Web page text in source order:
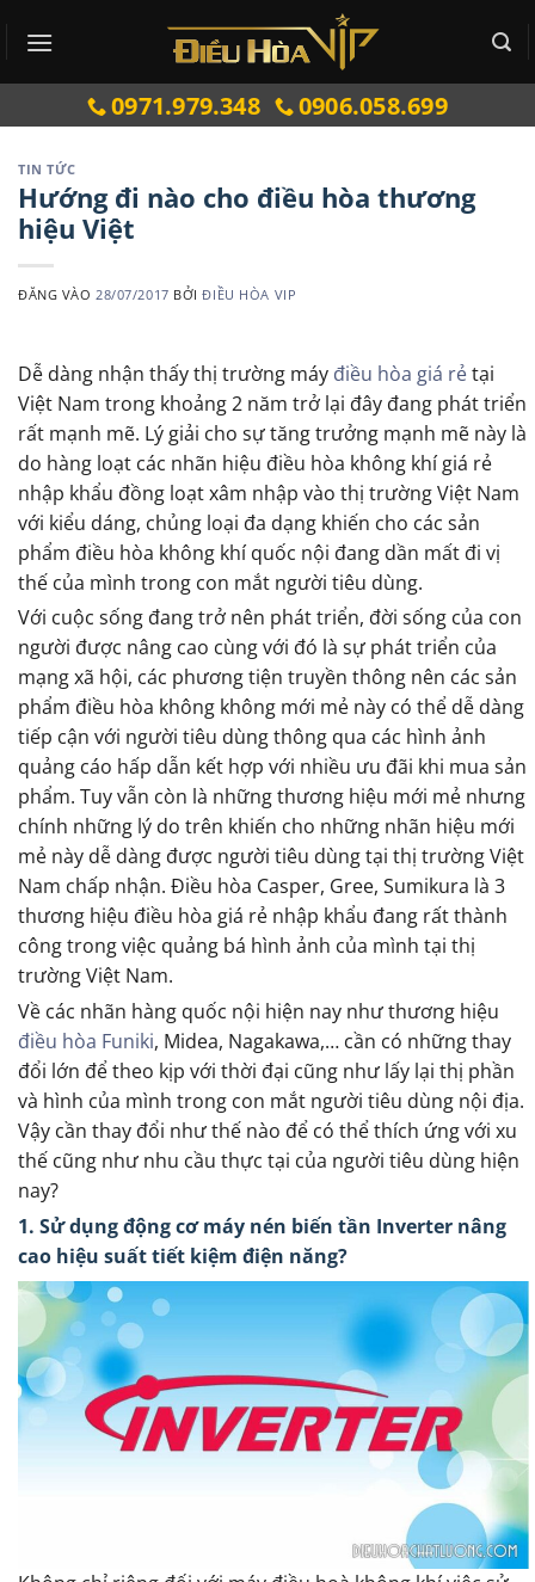
qua
0971.979.348 0906.058.699
TIN TỨC
Hướng đi nào cho điều hòa thương
hiệu Việt
ĐĂNG VÀO 28/07/2017 BỞIĐIỀU HÒA VIP
Dễ dàng nhận thấy thị trường máy điều hòa giá rẻtại
Việt Nam trong khoảng 2 năm trở lại đây đang phát triển
rất mạnh mẽ. Lý giải cho sự tăng trưởng mạnh mẽ này là
do hàng loạt các nhãn hiệu điều hòa không khí giá rẻ
nhập khẩu đồng loạt xâm nhập vào thị trường Việt Nam
với kiểu dáng, chủng loại đa dạng khiến cho các sản
phẩm điều hòa không khí quốc nội đang dần mất đi vị
thế của mình trong con mắt người tiêu dùng.
Với cuộc sống đang trở nên phát triển, đời sống của con
người được nâng cao cùng với đó là sự phát triển của
mạng xã hội, các phương tiện truyền thông nên các sản
phẩm điều hòa không không mới mẻ này có thể dễ dàng
tiếp cận với người tiêu dùng thông qua các hình ảnh
quảng cáo hấp dẫn kết hợp với nhiều ưu đãi khi mua sản
phẩm. Tuy vẫn còn là những thương hiệu mới mẻ nhưng
chính những lý do trên khiến cho những nhãn hiệu mới
mẻ này dễ dàng được người tiêu dùng tại thị trường Việt
Nam chấp nhận. Điều hòa Casper, Gree, Sumikura là 3
thương hiệu điều hòa giá rẻ nhập khẩu đang rất thành
công trong việc quảng bá hình ảnh của mình tại thị
trường Việt Nam.
Về các nhãn hàng quốc nội hiện nay như thương hiệu
điều hòa Funiki, Midea, Nagakawa,… cần có những thay
đổi lớn để theo kịp với thời đại cũng như lấy lại thị phần
và hình của mình trong con mắt người tiêu dùng nội địa.
Vậy cần thay đổi như thế nào để có thể thích ứng với xu
thế cũng như nhu cầu thực tại của người tiêu dùng hiện
nay?
1. Sử dụng động cơ máy nén biến tần Inverter nâng
cao hiệu suất tiết kiệm điện năng?